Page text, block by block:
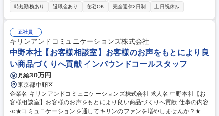
行まで、幅広い業務をご担当いただきます。 【業務詳細】■市場分析、競
合調査に基づき、事業目標達成の為の課題の特定からマーケティング戦略
の策定、実行■GoogleAnalyticsなどのツールを活用して顧客行動を分析、
データに基づいたマーケティング施策の企画、立案、実行■リスティング
広告、動画広告、交通広告、展示会、メールマガジン、オウンドメディア
など、多岐にわたるチャネルでのプロモーション施策を企画・運用及び効
果測定と改善■ECサイト運営 募集職種 【マーケティング職】ANAグルー
プ唯一の総合商社/風通し◎/在宅勤務可
時短勤務あり
退職金あり 在宅OK 完全週休2日制 土日祝休み
正社員
キリンアンドコミュニケーションズ株式会社
中野本社【お客様相談室】お客様のお声をもとにより良
い商品づくりへ貢献 インバウンドコールスタッフ
月給30万円
東京都中野区
企業名 キリンアンドコミュニケーションズ株式会社 求人名 中野本社【お
客様相談室】お客様のお声をもとにより良い商品づくりへ貢献 仕事の内容
≪★コミュニケーションを通してキリンのファンを増やしませんか？★≫